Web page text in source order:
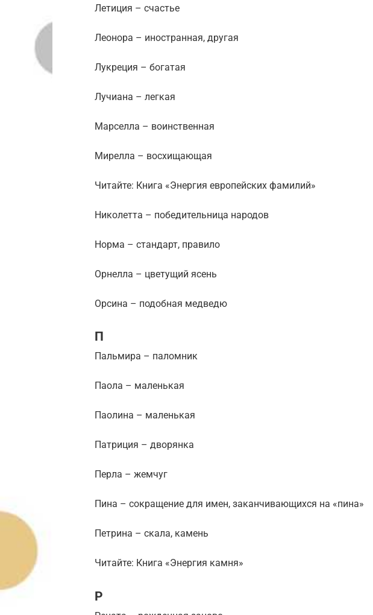
Летиция – счастье
Леонора – иностранная, другая
Лукреция – богатая
Лучиана – легкая
Марселла – воинственная
Мирелла – восхищающая
Читайте: Книга «Энергия европейских фамилий»
Николетта – победительница народов
Норма – стандарт, правило
Орнелла – цветущий ясень
Орсина – подобная медведю
П
Пальмира – паломник
Паола – маленькая
Паолина – маленькая
Патриция – дворянка
Перла – жемчуг
Пина – сокращение для имен, заканчивающихся на «пина»
Петрина – скала, камень
Читайте: Книга «Энергия камня»
Р